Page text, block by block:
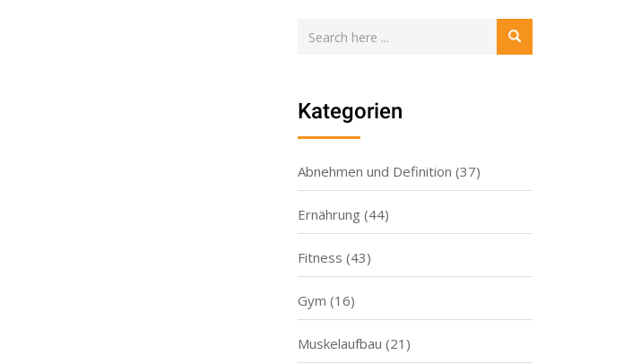
Kategorien
Abnehmen und Definition (37)
Ernährung (44)
Fitness (43)
Gym (16)
Muskelaufbau (21)